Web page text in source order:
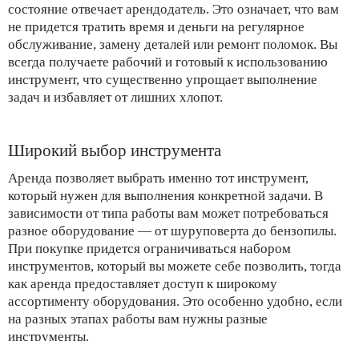
состояние отвечает арендодатель. Это означает, что вам
не придется тратить время и деньги на регулярное
обслуживание, замену деталей или ремонт поломок. Вы
всегда получаете рабочий и готовый к использованию
инструмент, что существенно упрощает выполнение
задач и избавляет от лишних хлопот.
Широкий выбор инструмента
Аренда позволяет выбрать именно тот инструмент,
который нужен для выполнения конкретной задачи. В
зависимости от типа работы вам может потребоваться
разное оборудование — от шуруповерта до бензопилы.
При покупке придется ограничиваться набором
инструментов, который вы можете себе позволить, тогда
как аренда предоставляет доступ к широкому
ассортименту оборудования. Это особенно удобно, если
на разных этапах работы вам нужны разные
инструменты.